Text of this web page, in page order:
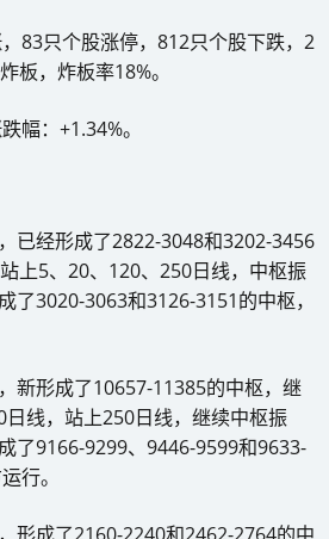
83只个股涨停，812只个股下跌，2
板，炸板率18%。
幅：+1.34%。
已经形成了2822-3048和3202-3456
上5、20、120、250日线，中枢振
了3020-3063和3126-3151的中枢，
新形成了10657-11385的中枢，继
线，站上250日线，继续中枢振
了9166-9299、9446-9599和9633-
行。